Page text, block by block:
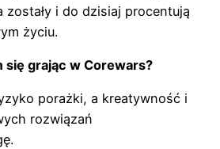
zostały i do dzisiaj procentują
życiu.
się grając w Corewars?
porażki, a kreatywność i
rozwiązań